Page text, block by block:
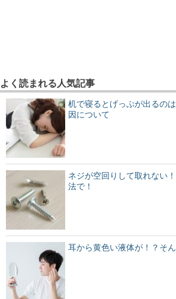
よく読まれる人気記事
机で寝るとげっぷが出るの
因について
ネジが空回りして取れない
法で！
耳から黄色い液体が！？そ